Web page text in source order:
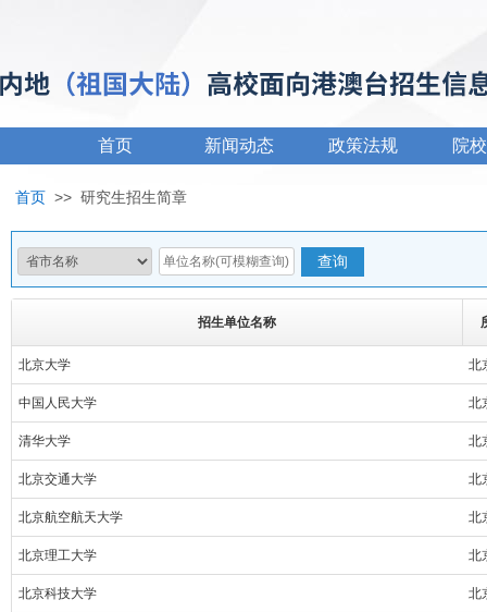
首页 新闻动态 政策法规 院
首页 >> 研究生招生简章
招生单位名称
北京大学 北
中国人民大学 北
清华大学 北
北京交通大学 北
北京航空航天大学 北
北京理工大学 北
北京科技大学 北